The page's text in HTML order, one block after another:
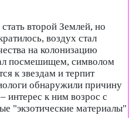
второй Землей, но
воздух стал
на колонизацию
посмешищем, символом
к звездам и терпит
обнаружили причину
интерес к ним возрос с
"экзотические материалы"